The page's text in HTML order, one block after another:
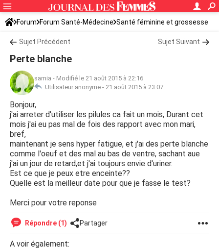
Forum Forum Santé-Médecine Santé féminine et grossesse
Sujet Précédent Sujet Suivant
Perte blanche
samia - Modifié le 21 août 2015 à 22:16
Utilisateur anonyme - 21 août 2015 à 23:07
Bonjour,
j'ai arreter d'utiliser les pilules ca fait un mois, Durant cet
mois j'ai eu pas mal de fois des rapport avec mon mari,
bref,
maintenant je sens hyper fatigue, et j'ai des perte blanche
comme l'oeuf et des mal au bas de ventre, sachant aue
j'ai un jour de retard,et j'ai toujours envie d'uriner.
Est ce que je peux etre enceinte??
Quelle est la meilleur date pour que je fasse le test?
Merci pour votre reponse
Répondre (1) Partager
A voir également: